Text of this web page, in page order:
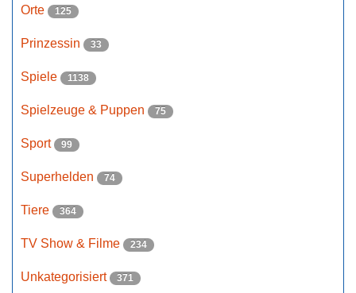
Orte 125
Prinzessin 33
Spiele 1138
Spielzeuge & Puppen 75
Sport 99
Superhelden 74
Tiere 364
TV Show & Filme 234
Unkategorisiert 371